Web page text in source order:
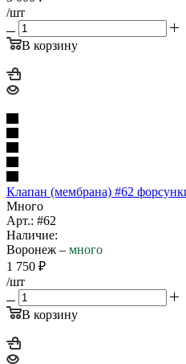
/шт
В корзину
Клапан (мембрана) #62
Много
Арт.: #62
Наличие:
Воронеж – много
1 750 ₽
/шт
В корзину